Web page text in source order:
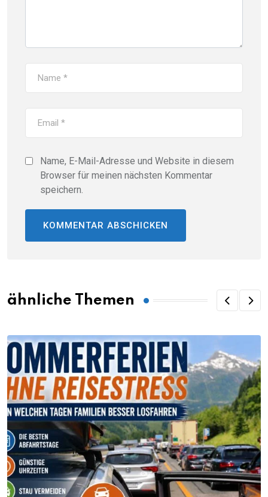
Name, E-Mail-Adresse und Website in diesem
Browser für meinen nächsten Kommentar
speichern.
ähnliche Themen